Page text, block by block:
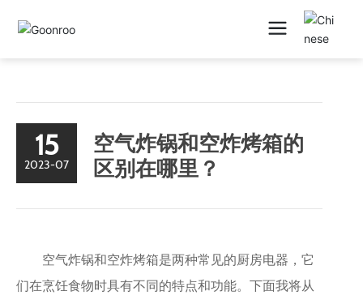
15
2023-07
空气炸锅和空炸烤箱的
区别在哪里？
空气炸锅和空炸烤箱是两种常见的厨房电器，它
们在烹饪食物时具有不同的特点和功能。下面我将从